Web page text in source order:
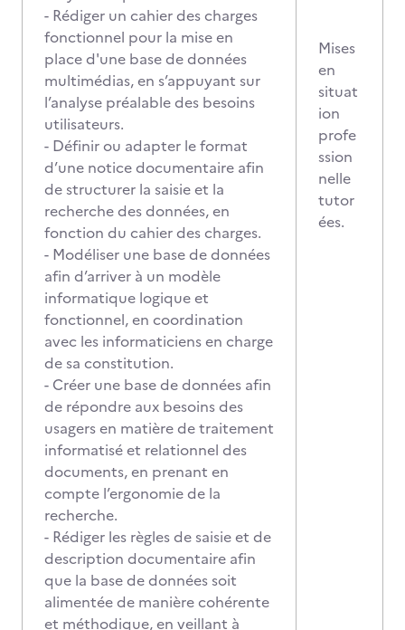
- Rédiger un cahier des charges
fonctionnel pour la mise en
place d'une base de données
multimédias, en s’appuyant sur
l’analyse préalable des besoins
utilisateurs.
- Définir ou adapter le format
d’une notice documentaire afin
de structurer la saisie et la
recherche des données, en
fonction du cahier des charges.
- Modéliser une base de données
afin d’arriver à un modèle
informatique logique et
fonctionnel, en coordination
avec les informaticiens en charge
de sa constitution.
- Créer une base de données afin
de répondre aux besoins des
usagers en matière de traitement
informatisé et relationnel des
documents, en prenant en
compte l’ergonomie de la
recherche.
- Rédiger les règles de saisie et de
description documentaire afin
que la base de données soit
alimentée de manière cohérente
et méthodique, en veillant à
Mises
en
situat
ion
profe
ssion
nelle
tutor
ées.